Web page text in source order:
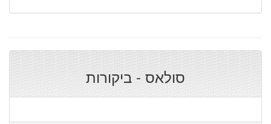
סולאס - ביקורות